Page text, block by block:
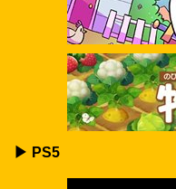
▶ PS5